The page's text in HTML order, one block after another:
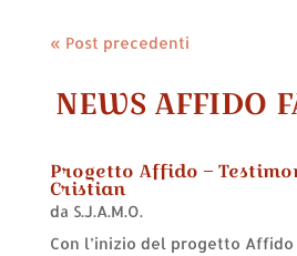
« Post precedenti
NEWS AFFIDO
Progetto Affido –
Cristian
da S.J.A.M.O.
Con l’inizio del progetto